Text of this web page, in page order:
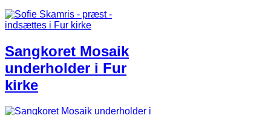
Sangkoret Mosaik
underholder i Fur
kirke